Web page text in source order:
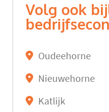
Volg ook
Oudeehorne
Nieuwehorne
Katlijk